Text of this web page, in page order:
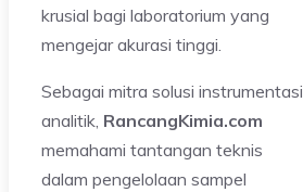
krusial bagi laboratorium yang
mengejar akurasi tinggi.
Sebagai mitra solusi instrumentasi
analitik, RancangKimia.com
memahami tantangan teknis
dalam pengelolaan sampel